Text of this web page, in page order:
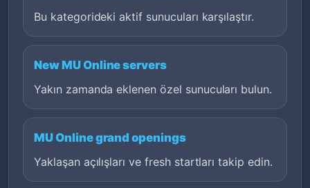
Bu kategorideki aktif sunucuları karşılaştır.
New MU Online servers
Yakın zamanda eklenen özel sunucuları bulun.
MU Online grand openings
Yaklaşan açılışları ve fresh startları takip edin.